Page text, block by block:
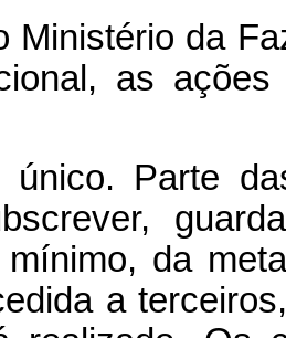
Ministério da
as
único. Parte
mínimo, da
a